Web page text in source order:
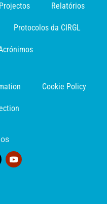
Projectos Relatórios
Protocolos da CIRGL
Cookie Policy